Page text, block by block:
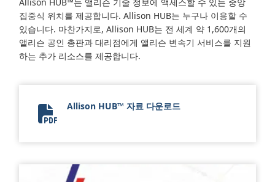
집중식 위치를 제공합니다. Allison HUB는 누구나 이용할 수
있습니다. 마찬가지로, Allison HUB는 전 세계 약 1,600개의
앨리슨 공인 총판과 대리점에게 앨리슨 변속기 서비스를 지원
하는 추가 리소스를 제공합니다.
14155-001 - Allison HUB Flyer Update_Final_KO
Allison HUB™ 자료 다운로드